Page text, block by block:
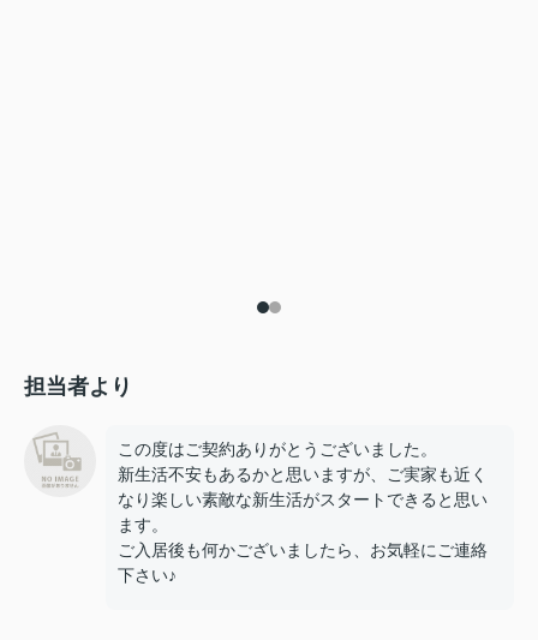
担当者より
この度はご契約ありがとうございました。
新生活不安もあるかと思いますが、ご実家も近く
なり楽しい素敵な新生活がスタートできると思い
ます。
ご入居後も何かございましたら、お気軽にご連絡
下さい♪